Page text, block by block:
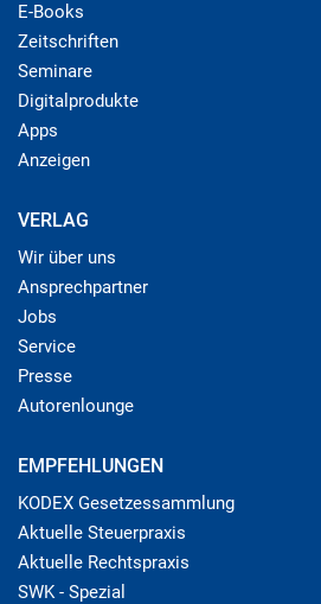
E-Books
Zeitschriften
Seminare
Digitalprodukte
Apps
Anzeigen
VERLAG
Wir über uns
Ansprechpartner
Jobs
Service
Presse
Autorenlounge
EMPFEHLUNGEN
KODEX Gesetzessammlung
Aktuelle Steuerpraxis
Aktuelle Rechtspraxis
SWK - Spezial